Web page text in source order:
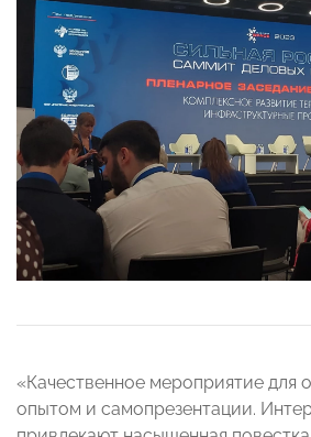
«Качественное мероприятие для
опытом и самопрезентации.